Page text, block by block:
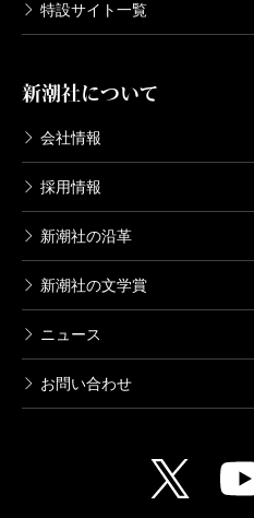
特設サイト一覧
新潮社について
会社情報
採用情報
新潮社の沿革
新潮社の文学賞
ニュース
お問い合わせ